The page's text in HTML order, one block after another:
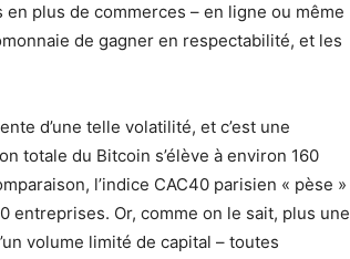
plus de commerces – en ligne ou même
de gagner en respectabilité, et les
d’une telle volatilité, et c’est une
totale du Bitcoin s’élève à environ 160
l’indice CAC40 parisien « pèse »
entreprises. Or, comme on le sait, plus une
volume limité de capital – toutes